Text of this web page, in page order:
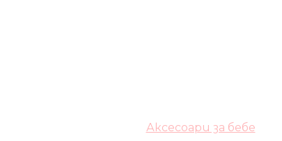
Аксесоари за бебе